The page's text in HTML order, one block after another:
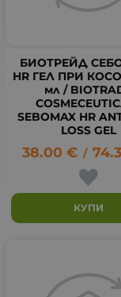
БИОТРЕЙД
HR ГЕЛ ПРИ
мл /
SEBOMAX HR
LOSS GEL
38.00 € /
КУПИ